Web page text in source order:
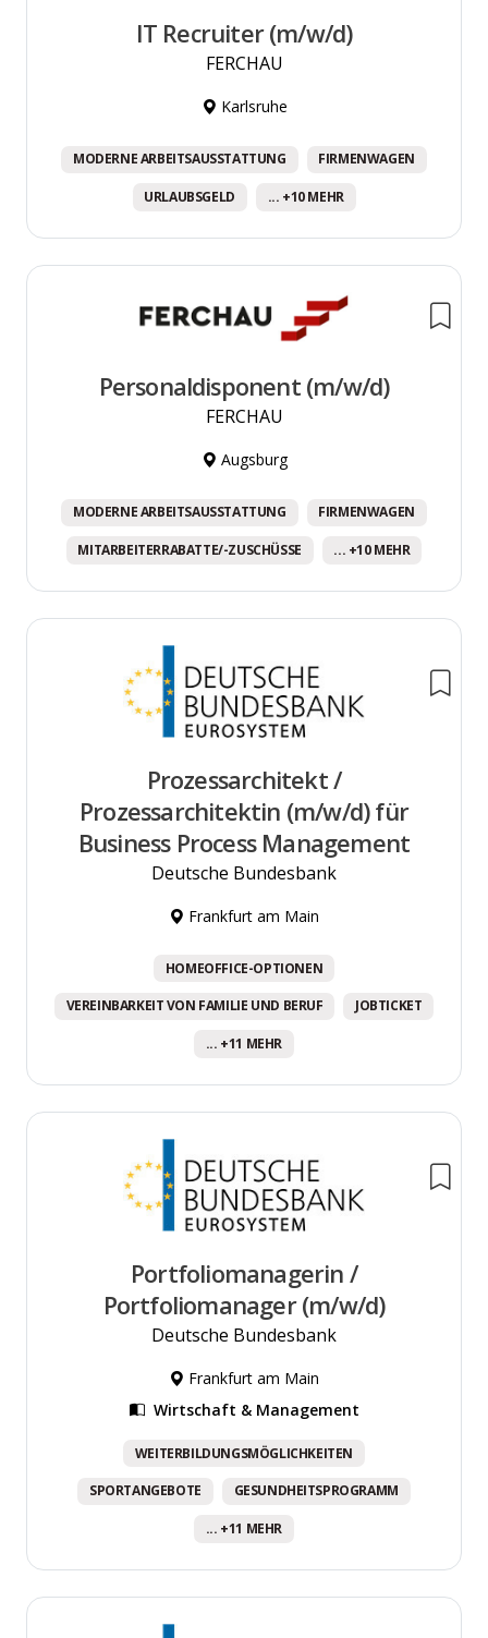
IT Recruiter (m/w/d)
FERCHAU
Karlsruhe
MODERNE ARBEITSAUSSTATTUNG FIRMENWAGEN
URLAUBSGELD ... +10 MEHR
Personaldisponent (m/w/d)
FERCHAU
Augsburg
MODERNE ARBEITSAUSSTATTUNG FIRMENWAGEN
MITARBEITERRABATTE/-ZUSCHÜSSE ... +10 MEHR
Prozessarchitekt /
Prozessarchitektin (m/w/d) für
Business Process Management
Deutsche Bundesbank
Frankfurt am Main
HOMEOFFICE-OPTIONEN
VEREINBARKEIT VON FAMILIE UND BERUF JOBTICKET
... +11 MEHR
Portfoliomanagerin /
Portfoliomanager (m/w/d)
Deutsche Bundesbank
Frankfurt am Main
Wirtschaft & Management
WEITERBILDUNGSMÖGLICHKEITEN
SPORTANGEBOTE GESUNDHEITSPROGRAMM
... +11 MEHR